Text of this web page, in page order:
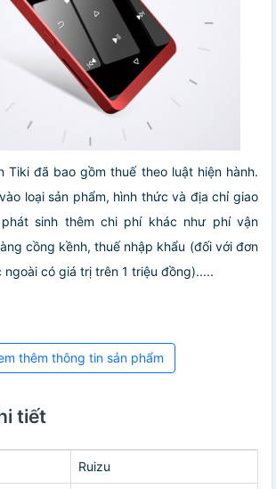
Tiki đã bao gồm thuế theo luật hiện hành.
loại sản phẩm, hình thức và địa chỉ giao
sinh thêm chi phí khác như phí vận
cồng kềnh, thuế nhập khẩu (đối với đơn
có giá trị trên 1 triệu đồng).....
thêm thông tin sản phẩm
tiết
Ruizu